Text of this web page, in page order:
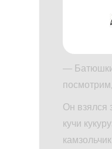
—
Он взялся
кучи